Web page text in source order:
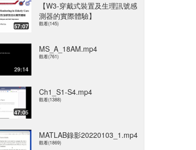
57:07
【W3-穿戴式裝置及生理訊號感
測器的實際體驗】
觀看(145)
29:14
MS_A_18AM.mp4
觀看(761)
47:05
Ch1_S1-S4.mp4
觀看(1388)
MATLAB錄影20220103_1.mp4
觀看(1869)